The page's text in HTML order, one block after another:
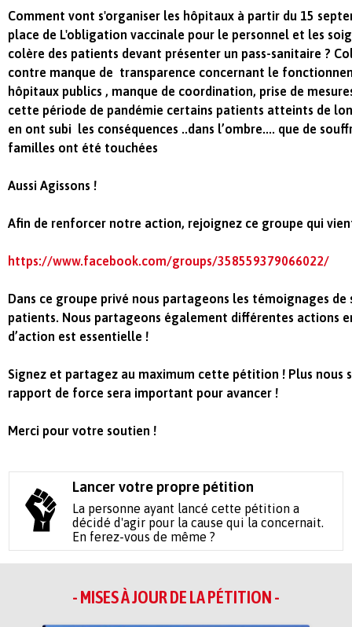
Comment vont s'organiser les hôpitaux à partir du 15
place de L'obligation vaccinale pour le personnel et les
colère des patients devant présenter un pass-sanitaire ?
contre manque de transparence concernant le
hôpitaux publics , manque de coordination, prise de
cette période de pandémie certains patients atteints de
en ont subi les conséquences ..dans l’ombre.... que de
familles ont été touchées
Aussi Agissons !
Afin de renforcer notre action, rejoignez ce groupe qui
https://www.facebook.com/groups/358559379066022/
Dans ce groupe privé nous partageons les témoignages de
patients. Nous partageons également différentes actions
d’action est essentielle !
Signez et partagez au maximum cette pétition ! Plus nous
rapport de force sera important pour avancer !
Merci pour votre soutien !
Lancer votre propre pétition
La personne ayant lancé cette pétition a
décidé d'agir pour la cause qui la concernait.
En ferez-vous de même ?
- MISES À JOUR DE LA PÉTITION -